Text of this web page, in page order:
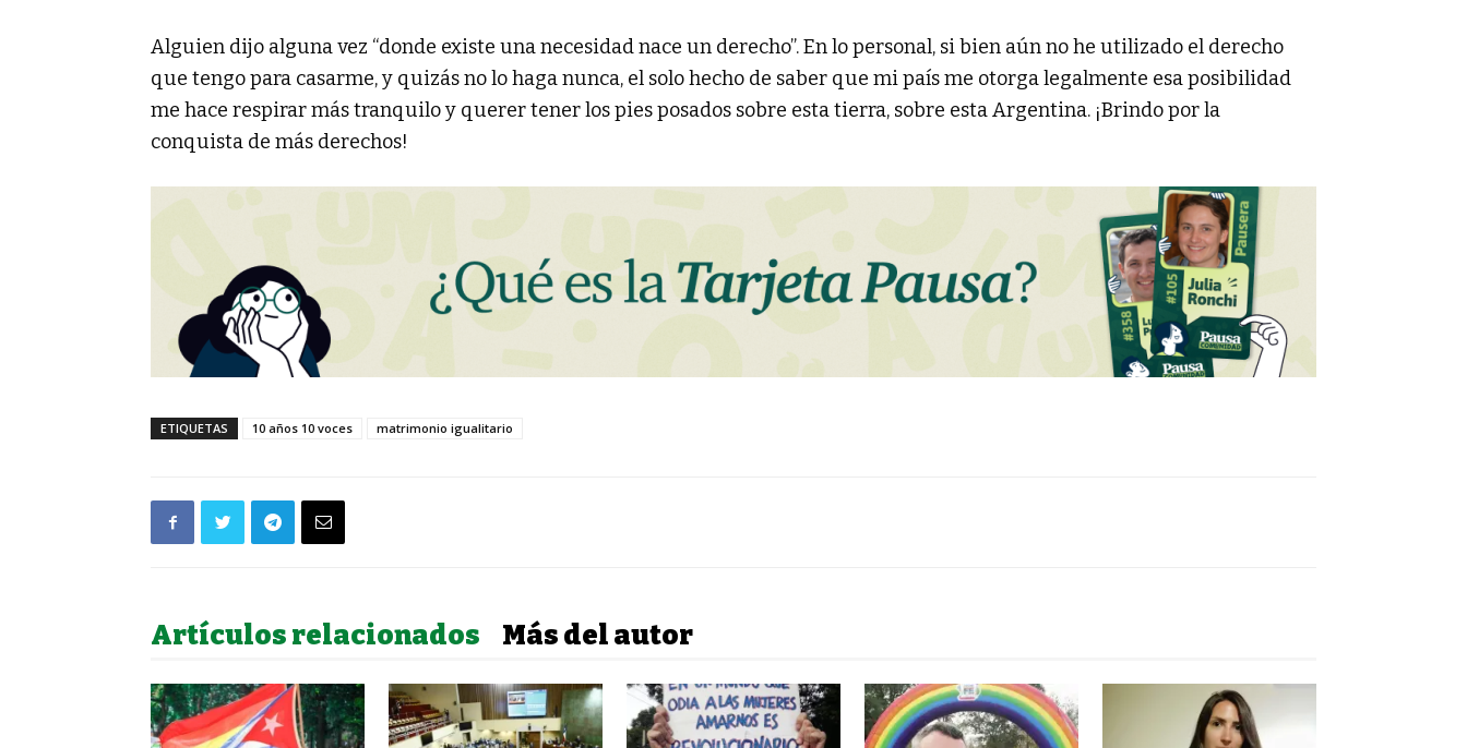
Alguien dijo alguna vez “donde existe una necesidad nace un derecho”. En lo personal, si bien aún no he utilizado el derecho
que tengo para casarme, y quizás no lo haga nunca, el solo hecho de saber que mi país me otorga legalmente esa posibilidad
me hace respirar más tranquilo y querer tener los pies posados sobre esta tierra, sobre esta Argentina. ¡Brindo por la
conquista de más derechos!
ETIQUETAS 10 años 10 voces matrimonio igualitario
Artículos relacionados Más del autor